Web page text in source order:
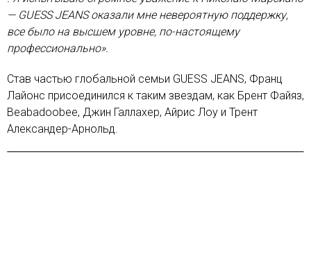
— GUESS JEANS оказали мне невероятную поддержку,
все было на высшем уровне, по-настоящему
профессионально».
Став частью глобальной семьи GUESS JEANS, Франц
Лайонс присоединился к таким звездам, как Брент Файяз,
Beabadoobee, Джин Галлахер, Айрис Лоу и Трент
Александер-Арнольд.